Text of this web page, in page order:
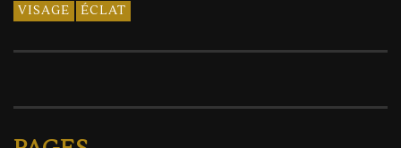
VISAGE
ÉCLAT